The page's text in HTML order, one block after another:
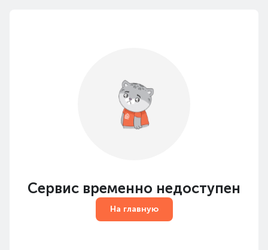
Сервис временно недоступен
На главную